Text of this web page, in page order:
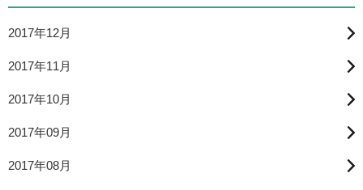
2017年12月
2017年11月
2017年10月
2017年09月
2017年08月